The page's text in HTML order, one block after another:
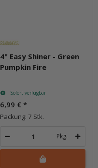
4" Easy Shiner - Green
Pumpkin Fire
Sofort verfügbar
6,99 € *
Packung: 7 Stk.
Pkg.